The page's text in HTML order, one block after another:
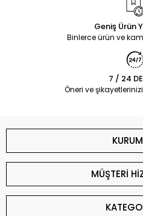
Geniş Ürün
Binlerce ürün ve
7 / 24
Öneri ve
MÜŞTERİ